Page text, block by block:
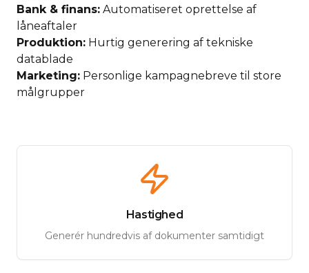
Bank & finans: Automatiseret oprettelse af
låneaftaler
Produktion: Hurtig generering af tekniske
datablade
Marketing: Personlige kampagnebreve til store
målgrupper
Hastighed
Generér hundredvis af dokumenter samtidigt